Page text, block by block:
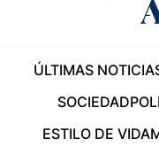
ÚLTIMAS
SOCIEDAD
ESTILO DE VIDA